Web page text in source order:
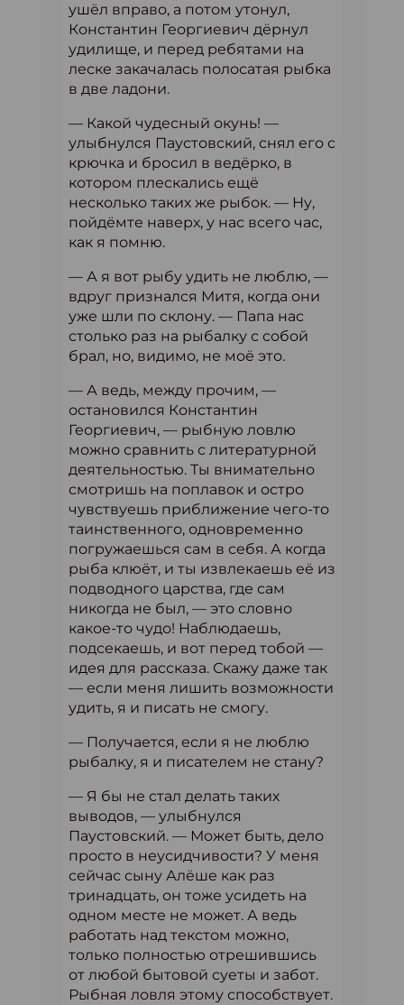
ушёл вправо, а потом утонул,
Константин Георгиевич дёрнул
удилище, и перед ребятами на
леске закачалась полосатая рыбка
в две ладони.
— Какой чудесный окунь! —
улыбнулся Паустовский, снял его с
крючка и бросил в ведёрко, в
котором плескались ещё
несколько таких же рыбок. — Ну,
пойдёмте наверх, у нас всего час,
как я помню.
— А я вот рыбу удить не люблю, —
вдруг признался Митя, когда они
уже шли по склону. — Папа нас
столько раз на рыбалку с собой
брал, но, видимо, не моё это.
— А ведь, между прочим, —
остановился Константин
Георгиевич, — рыбную ловлю
можно сравнить с литературной
деятельностью. Ты внимательно
смотришь на поплавок и остро
чувствуешь приближение чего-то
таинственного, одновременно
погружаешься сам в себя. А когда
рыба клюёт, и ты извлекаешь её из
подводного царства, где сам
никогда не был, — это словно
какое-то чудо! Наблюдаешь,
подсекаешь, и вот перед тобой —
идея для рассказа. Скажу даже так
— если меня лишить возможности
удить, я и писать не смогу.
— Получается, если я не люблю
рыбалку, я и писателем не стану?
— Я бы не стал делать таких
выводов, — улыбнулся
Паустовский. — Может быть, дело
просто в неусидчивости? У меня
сейчас сыну Алёше как раз
тринадцать, он тоже усидеть на
одном месте не может. А ведь
работать над текстом можно,
только полностью отрешившись
от любой бытовой суеты и забот.
Рыбная ловля этому способствует.